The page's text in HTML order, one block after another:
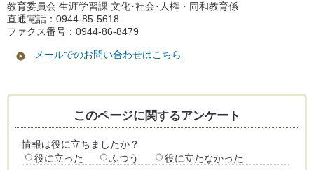
教育委員会 生涯学習課 文化･社会･人権・同和教育係
直通電話：0944-85-5618
ファクス番号：0944-86-8479
メールでのお問い合わせはこちら
このページに関するアンケート
情報は役に立ちましたか？
役に立った
ふつう
役に立たなかった